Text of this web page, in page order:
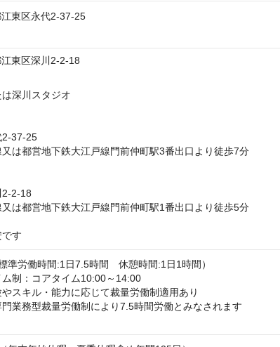
東区永代2-37-25
東区深川2-2-18
深川スタジオ
2-37-25
は都営地下鉄大江戸線門前仲町駅3番出口より徒歩7分
2-2-18
は都営地下鉄大江戸線門前仲町駅1番出口より徒歩5分
す
準労働時間:1日7.5時間　休憩時間:1日1時間）
ム制：コアタイム10:00～14:00
スキル・能力に応じて裁量労働制適用あり
業務型裁量労働制により7.5時間労働とみなされます